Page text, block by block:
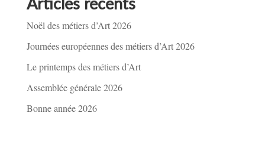
Noël des métiers d’Art 2026
Journées européennes des métiers d’Art 2026
Le printemps des métiers d’Art
Assemblée générale 2026
Bonne année 2026